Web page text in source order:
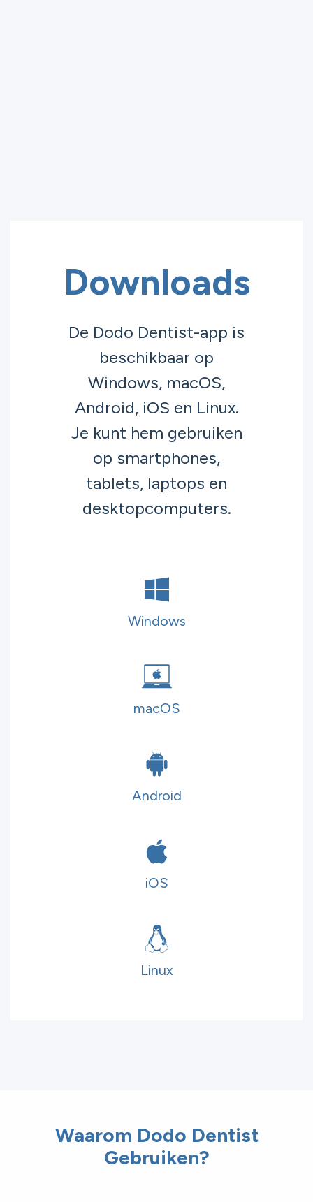
Downloads
De Dodo Dentist-app is
beschikbaar op
Windows, macOS,
Android, iOS en Linux.
Je kunt hem gebruiken
op smartphones,
tablets, laptops en
desktopcomputers.
Windows
macOS
Android
iOS
Linux
Waarom Dodo Dentist
Gebruiken?